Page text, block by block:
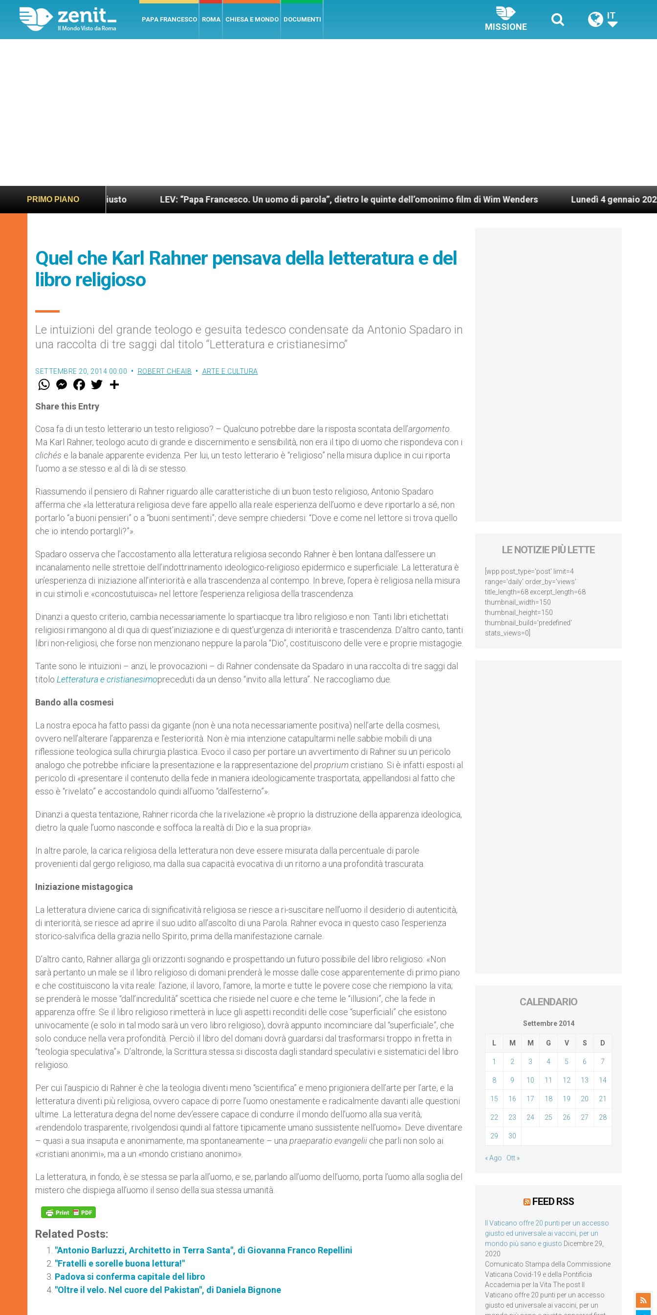
PAPA FRANCESCO ROMA CHIESA E MONDO DOCUMENTI
MISSIONE
IT
PRIMO PIANO
più sano e giusto LEV: “Papa Francesco. Un uomo di parola”, dietro le quinte dell’omonimo film di Wim Wenders Lunedì 4 gennaio 2021:
Quel che Karl Rahner pensava della letteratura e del
libro religioso
Le intuizioni del grande teologo e gesuita tedesco condensate da Antonio Spadaro in
una raccolta di tre saggi dal titolo “Letteratura e cristianesimo”
SETTEMBRE 20, 2014 00:00 ROBERT CHEAIB ARTE E CULTURA
W
t
s
p
p
M
e
s
e
g
e
r
F
a
e
b
o
k
w
Share this Entry
Cosa fa di un testo letterario un testo religioso? – Qualcuno potrebbe dare la risposta scontata dell’argomento
Ma Karl Rahner, teologo acuto di grande e discernimento e sensibilità, non era il tipo di uomo che rispondeva con i
clichés e la banale apparente evidenza. Per lui, un testo letterario è “religioso” nella misura duplice in cui riporta
l’uomo a se stesso e al di là di se stesso.
Riassumendo il pensiero di Rahner riguardo alle caratteristiche di un buon testo religioso, Antonio Spadaro
afferma che «la letteratura religiosa deve fare appello alla reale esperienza dell’uomo e deve riportarlo a sé, non
portarlo “a buoni pensieri” o a “buoni sentimenti”; deve sempre chiedersi: “Dove e come nel lettore si trova quello
che io intendo portargli?”».
Spadaro osserva che l’accostamento alla letteratura religiosa secondo Rahner è ben lontana dall’essere un
incanalamento nelle strettoie dell’indottrinamento ideologico-religioso epidermico e superficiale. La letteratura è
un’esperienza di iniziazione all’interiorità e alla trascendenza al contempo. In breve, l’opera è religiosa nella misura
in cui stimoli e «concostutuisca» nel lettore l’esperienza religiosa della trascendenza.
Dinanzi a questo criterio, cambia necessariamente lo spartiacque tra libro religioso e non. Tanti libri etichettati
religiosi rimangono al di qua di quest’iniziazione e di quest’urgenza di interiorità e trascendenza. D’altro canto, tanti
libri non-religiosi, che forse non menzionano neppure la parola “Dio”, costituiscono delle vere e proprie mistagogie.
Tante sono le intuizioni – anzi, le provocazioni – di Rahner condensate da Spadaro in una raccolta di tre saggi dal
titolo Letteratura e cristianesimopreceduti da un denso “invito alla lettura”. Ne raccogliamo due.
Bando alla cosmesi
La nostra epoca ha fatto passi da gigante (non è una nota necessariamente positiva) nell’arte della cosmesi,
ovvero nell’alterare l’apparenza e l’esteriorità. Non è mia intenzione catapultarmi nelle sabbie mobili di una
riflessione teologica sulla chirurgia plastica. Evoco il caso per portare un avvertimento di Rahner su un pericolo
analogo che potrebbe inficiare la presentazione e la rappresentazione del proprium cristiano. Si è infatti esposti al
pericolo di «presentare il contenuto della fede in maniera ideologicamente trasportata, appellandosi al fatto che
esso è “rivelato” e accostandolo quindi all’uomo “dall’esterno”».
Dinanzi a questa tentazione, Rahner ricorda che la rivelazione «è proprio la distruzione della apparenza ideologica,
dietro la quale l’uomo nasconde e soffoca la realtà di Dio e la sua propria».
In altre parole, la carica religiosa della letteratura non deve essere misurata dalla percentuale di parole
provenienti dal gergo religioso, ma dalla sua capacità evocativa di un ritorno a una profondità trascurata.
Iniziazione mistagogica
La letteratura diviene carica di significatività religiosa se riesce a ri-suscitare nell’uomo il desiderio di autenticità,
di interiorità, se riesce ad aprire il suo udito all’ascolto di una Parola. Rahner evoca in questo caso l’esperienza
storico-salvifica della grazia nello Spirito, prima della manifestazione carnale.
D’altro canto, Rahner allarga gli orizzonti sognando e prospettando un futuro possibile del libro religioso: «Non
sarà pertanto un male se il libro religioso di domani prenderà le mosse dalle cose apparentemente di primo piano
e che costituiscono la vita reale: l’azione, il lavoro, l’amore, la morte e tutte le povere cose che riempiono la vita;
se prenderà le mosse “dall’incredulità” scettica che risiede nel cuore e che teme le “illusioni”, che la fede in
apparenza offre. Se il libro religioso rimetterà in luce gli aspetti reconditi delle cose “superficiali” che esistono
univocamente (e solo in tal modo sarà un vero libro religioso), dovrà appunto incominciare dal “superficiale”, che
solo conduce nella vera profondità. Perciò il libro del domani dovrà guardarsi dal trasformarsi troppo in fretta in
“teologia speculativa”». D’altronde, la Scrittura stessa si discosta dagli standard speculativi e sistematici del libro
religioso.
Per cui l’auspicio di Rahner è che la teologia diventi meno “scientifica” e meno prigioniera dell’arte per l’arte, e la
letteratura diventi più religiosa, ovvero capace di porre l’uomo onestamente e radicalmente davanti alle questioni
ultime. La letteratura degna del nome dev’essere capace di condurre il mondo dell’uomo alla sua verità,
«rendendolo trasparente, rivolgendosi quindi al fattore tipicamente umano sussistente nell’uomo». Deve diventare
– quasi a sua insaputa e anonimamente, ma spontaneamente – una praeparatio evangelii che parli non solo ai
«cristiani anonimi», ma a un «mondo cristiano anonimo».
La letteratura, in fondo, è se stessa se parla all’uomo, e se, parlando all’uomo dell’uomo, porta l’uomo alla soglia del
mistero che dispiega all’uomo il senso della sua stessa umanità.
Related Posts:
"Antonio Barluzzi, Architetto in Terra Santa", di Giovanna Franco Repellini
"Fratelli e sorelle buona lettura!"
Padova si conferma capitale del libro
"Oltre il velo. Nel cuore del Pakistan", di Daniela Bignone
LE NOTIZIE PIÙ LETTE
[wpp post_type='post' limit=4
range='daily' order_by='views'
title_length=68 excerpt_length=68
thumbnail_width=150
thumbnail_height=150
thumbnail_build='predefined'
stats_views=0]
CALENDARIO
Settembre 2014
L M M G V S D
1 2 3 4 5 6 7
8 9 10 11 12 13 14
15 16 17 18 19 20 21
22 23 24 25 26 27 28
29 30
« Ago Ott »
FEED RSS
Il Vaticano offre 20 punti per un accesso
giusto ed universale ai vaccini, per un
mondo più sano e giusto Dicembre 29,
2020
Comunicato Stampa della Commissione
Vaticana Covid-19 e della Pontificia
Accademia per la Vita The post Il
Vaticano offre 20 punti per un accesso
giusto ed universale ai vaccini, per un